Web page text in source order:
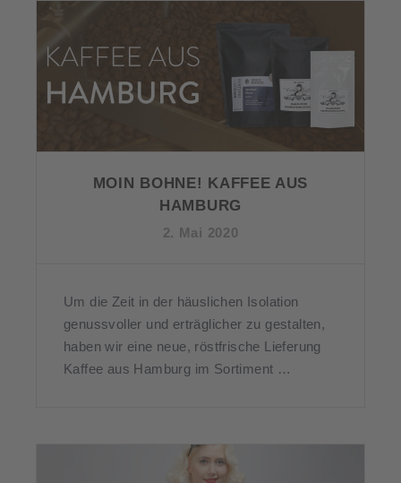
MOIN BOHNE! KAFFEE AUS
HAMBURG
2. Mai 2020
Um die Zeit in der häuslichen Isolation
genussvoller und erträglicher zu gestalten,
haben wir eine neue, röstfrische Lieferung
Kaffee aus Hamburg im Sortiment …